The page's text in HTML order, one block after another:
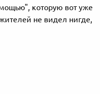
которую вот уже
не видел нигде,